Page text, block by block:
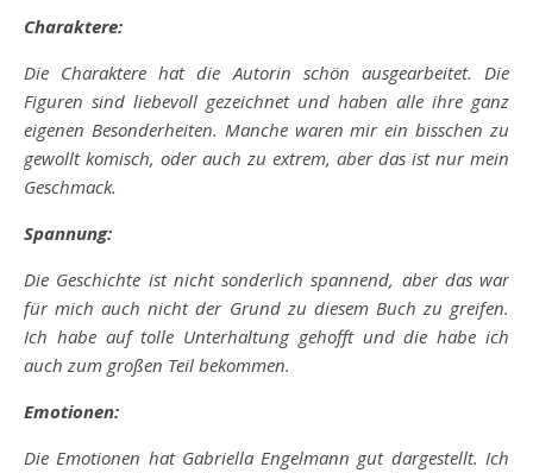
Charaktere:
Die Charaktere hat die Autorin schön ausgearbeitet. Die
Figuren sind liebevoll gezeichnet und haben alle ihre ganz
eigenen Besonderheiten. Manche waren mir ein bisschen zu
gewollt komisch, oder auch zu extrem, aber das ist nur mein
Geschmack.
Spannung:
Die Geschichte ist nicht sonderlich spannend, aber das war
für mich auch nicht der Grund zu diesem Buch zu greifen.
Ich habe auf tolle Unterhaltung gehofft und die habe ich
auch zum großen Teil bekommen.
Emotionen:
Die Emotionen hat Gabriella Engelmann gut dargestellt. Ich